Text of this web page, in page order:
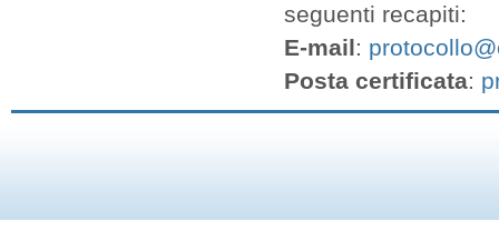
seguenti recapiti:
E-mail:
Posta certificata: